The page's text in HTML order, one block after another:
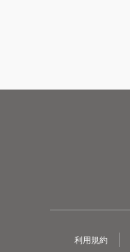
利用規約